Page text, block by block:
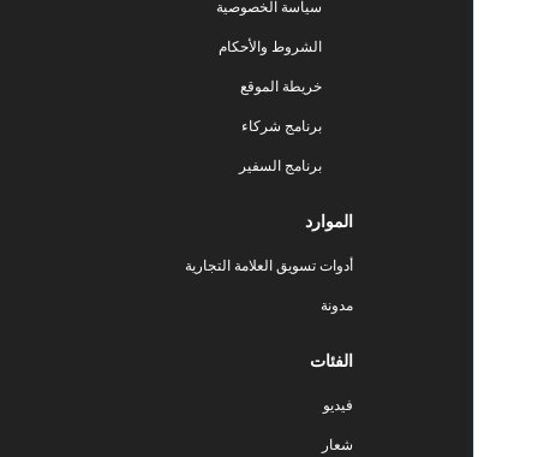
سياسة الخصوصية
الشروط والأحكام
خريطة الموقع
برنامج شركاء
برنامج السفير
أدوات تسويق العلامة التجارية